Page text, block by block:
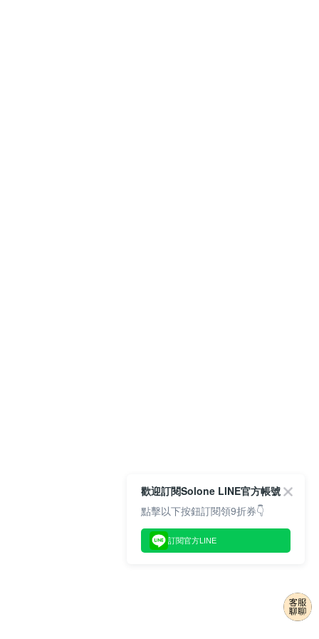
歡迎訂閱Solone LINE官方帳號
點擊以下按鈕訂閱領9折券👇
訂閱官方LINE